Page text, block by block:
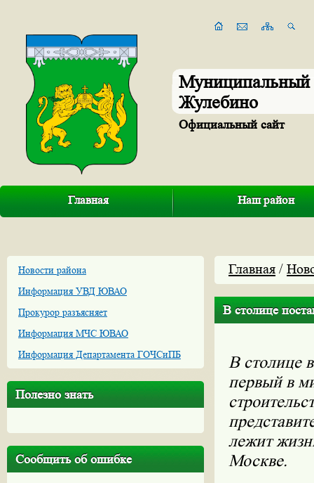
Муниципальный
Жулебино
Официальный сайт
Главная Наш район
Новости района
Информация УВД ЮВАО
Прокурор разъясняет
Информация МЧС ЮВАО
Информация Департамента ГОЧСиПБ
Полезно знать
Сообщить об ошибке
Главная /
В столице
В столице
первый в
лежит
Москве.